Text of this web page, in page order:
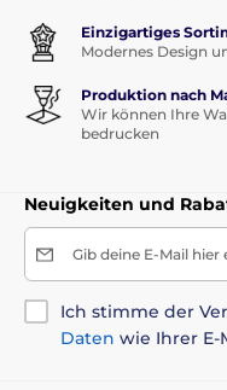
Einzigartiges
Modernes Design
Produktion nach
Wir können Ihre
bedrucken
Neuigkeiten und
Gib deine E-Mail hier
Ich stimme der
Daten wie Ihrer E-